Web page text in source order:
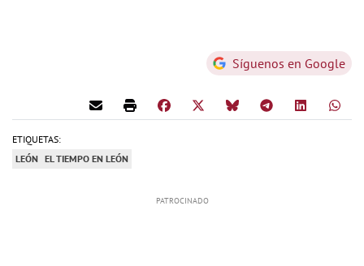
Síguenos en Google
ETIQUETAS:
LEÓN EL TIEMPO EN LEÓN